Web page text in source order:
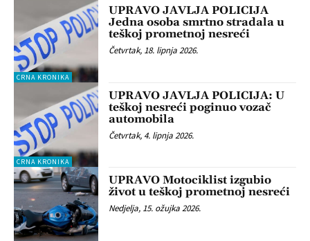
CRNA KRONIKA
UPRAVO JAVLJA POLICIJA
Jedna osoba smrtno stradala u
teškoj prometnoj nesreći
Četvrtak, 18. lipnja 2026.
CRNA KRONIKA
UPRAVO JAVLJA POLICIJA: U
teškoj nesreći poginuo vozač
automobila
Četvrtak, 4. lipnja 2026.
UPRAVO Motociklist izgubio
život u teškoj prometnoj nesreći
Nedjelja, 15. ožujka 2026.